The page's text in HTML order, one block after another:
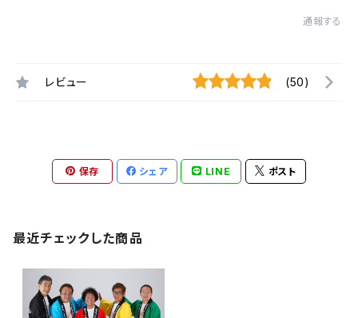
通報する
レビュー (50)
保存 シェア LINE ポスト
最近チェックした商品